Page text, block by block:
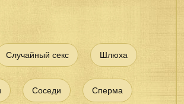
Случайный секс Шлюха
Соседи Сперма